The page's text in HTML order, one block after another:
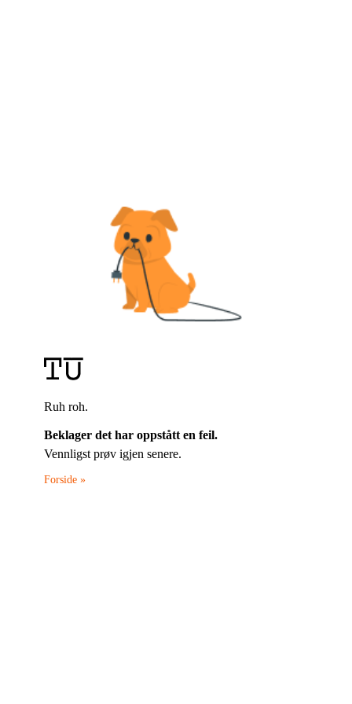
Ruh roh.
Beklager det har oppstått en feil.
Vennligst prøv igjen senere.
Forside »